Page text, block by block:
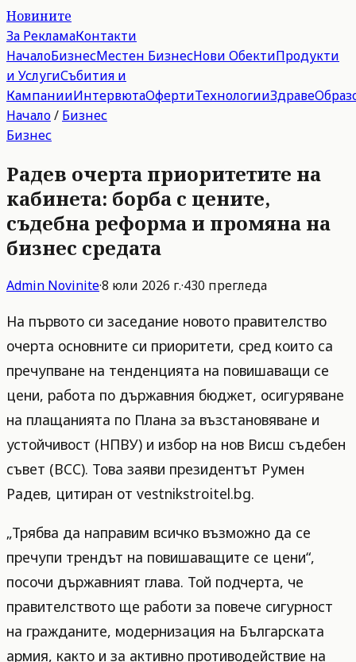
Новините
За РекламаКонтакти
НачалоБизнесМестен БизнесНови ОбектиПродукти
и УслугиСъбития и
КампанииИнтервютаОфертиТехнологииЗдраве
Начало/ Бизнес
Бизнес
Радев очерта приоритетите на
кабинета: борба с цените,
съдебна реформа и промяна на
бизнес средата
Admin Novinite·8 юли 2026 г.·430 прегледа
На първото си заседание новото правителство
очерта основните си приоритети, сред които са
пречупване на тенденцията на повишаващи се
цени, работа по държавния бюджет, осигуряване
на плащанията по Плана за възстановяване и
устойчивост (НПВУ) и избор на нов Висш съдебен
съвет (ВСС). Това заяви президентът Румен
Радев, цитиран от vestnikstroitel.bg.
„Трябва да направим всичко възможно да се
пречупи трендът на повишаващите се цени“,
посочи държавният глава. Той подчерта, че
правителството ще работи за повече сигурност
на гражданите, модернизация на Българската
армия, както и за активно противодействие на